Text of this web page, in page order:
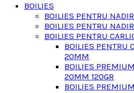
BOILIES
BOILIES PENTRU
BOILIES PENTRU
BOILIES PENTRU
BOILIES PENTRU
20MM
BOILIES
20MM 120GR
BOILIES